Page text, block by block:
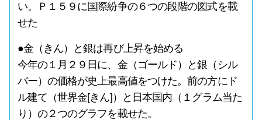
い。Ｐ１５９に国際紛争の６つの段階の図式を載
せた
●金（きん）と銀は再び上昇を始める
今年の１月２９日に、金（ゴールド）と銀（シル
バー）の価格が史上最高値をつけた。前の方にド
ル建て（世界金[きん]）と日本国内（１グラム当た
り）の２つのグラフを載せた。